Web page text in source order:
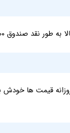
کالا ۷۰۰۰۰ فروش یک کیلو مرغ به طور نقد
قیمت ها خودش